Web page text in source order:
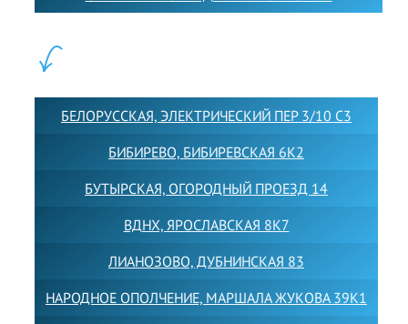
БЕЛОРУССКАЯ, ЭЛЕКТРИЧЕСКИЙ ПЕР 3/10 С3
БИБИРЕВО, БИБИРЕВСКАЯ 6К2
БУТЫРСКАЯ, ОГОРОДНЫЙ ПРОЕЗД 14
ВДНХ, ЯРОСЛАВСКАЯ 8К7
ЛИАНОЗОВО, ДУБНИНСКАЯ 83
НАРОДНОЕ ОПОЛЧЕНИЕ, МАРШАЛА ЖУКОВА 39К1